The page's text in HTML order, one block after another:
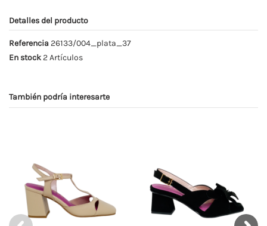
Detalles del producto
Referencia 26133/004_plata_37
En stock 2 Artículos
También podría interesarte